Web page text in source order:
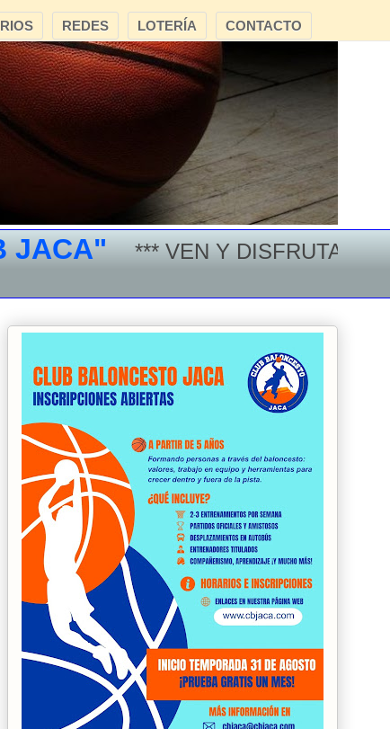
CONTACTO
LOTERÍA
REDES
*** VEN Y DISFRUTA DEL